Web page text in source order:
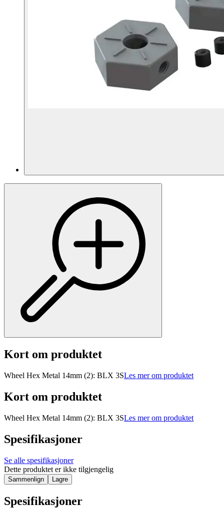
Kort om produktet
Wheel Hex Metal 14mm (2): BLX 3SLes mer om produktet
Kort om produktet
Wheel Hex Metal 14mm (2): BLX 3SLes mer om produktet
Spesifikasjoner
Se alle spesifikasjoner
Dette produktet er ikke tilgjengelig
Sammenlign Lagre
Spesifikasjoner